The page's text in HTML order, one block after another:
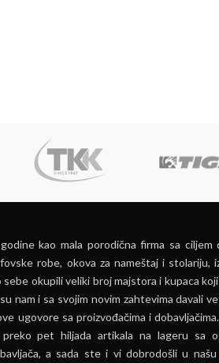
kao mala porodična firma sa ciljem
robe, okova za nameštaj i stolariju,
sebe okupili veliki broj majstora i kupaca
nam i sa svojim novim zahtevima davali
ugovore sa proizvođačima i
pet hiljada artikala na lageru sa
a sada ste i vi dobrodošli u